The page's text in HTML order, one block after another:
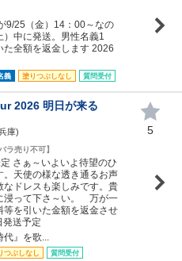
9/25（金）14：00～なの
中に発送。男性名義1
全額を返金します 2026
義 塗りつぶしなし 質問受付
2026 明日が来る
庫)
バラ売り不可】
さぁ～いよいよ待望のひ
。天使の様な透き通るお声
ドレスも楽しみです。貴
浸って下さ～い。 万が一
を引いた金額を返金させ
送予定
代』を歌...
つぶしなし 質問受付
5